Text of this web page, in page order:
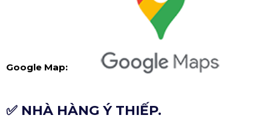
Google Map:
✅ NHÀ HÀNG Ý THIẾP.